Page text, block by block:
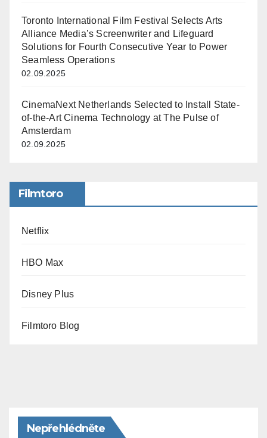
Toronto International Film Festival Selects Arts
Alliance Media’s Screenwriter and Lifeguard
Solutions for Fourth Consecutive Year to Power
Seamless Operations
02.09.2025
CinemaNext Netherlands Selected to Install State-
of-the-Art Cinema Technology at The Pulse of
Amsterdam
02.09.2025
Filmtoro
Netflix
HBO Max
Disney Plus
Filmtoro Blog
Nepřehlédněte